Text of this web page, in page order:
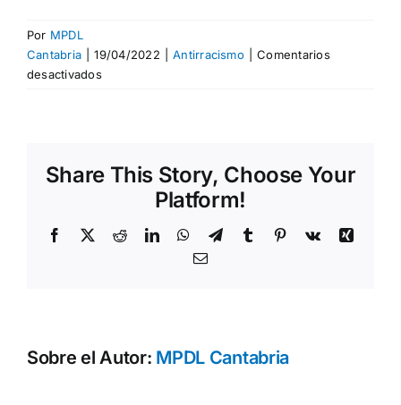
Por MPDL
Cantabria
19/04/2022 Antirracismo
Comentarios
desactivadosen
Share This Story, Choose Your
Platform!
Facebook
X RedditLinkedInWhatsApp
TelegramTumblr Pinterest
Vk
Xing
Correo
Sobre el Autor: MPDL Cantabria